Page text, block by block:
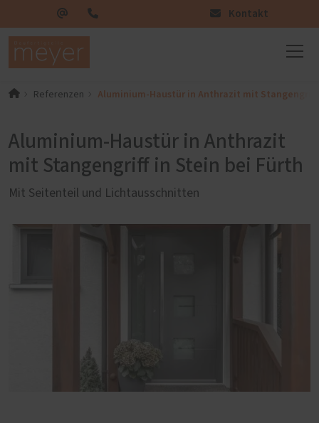
Kontakt
Referenzen Aluminium-Haustür in Anthrazit mit
Aluminium-Haustür in Anthrazit
mit Stangengriff in Stein bei Fürth
Mit Seitenteil und Lichtausschnitten